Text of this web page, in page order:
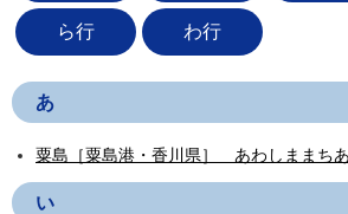
ら行 わ行
あ
粟島［粟島港・香川県］ あわしままち
い